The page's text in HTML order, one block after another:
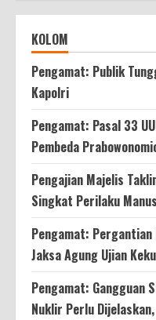
KOLOM
Pengamat: Publik
Kapolri
Pengamat: Pasal 33
Pembeda
Pengajian Majelis
Singkat Perilaku
Pengamat: Pergantian
Jaksa Agung Ujian
Pengamat: Gangguan
Nuklir Perlu